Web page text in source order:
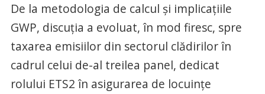
De la metodologia de calcul și implicațiile
GWP, discuția a evoluat, în mod firesc, spre
taxarea emisiilor din sectorul clădirilor în
cadrul celui de-al treilea panel, dedicat
rolului ETS2 în asigurarea de locuințe